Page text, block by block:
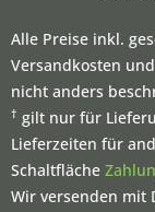
Alle Preise inkl.
Versandkosten
nicht anders
† gilt nur für
Lieferzeiten für
Schaltfläche
Wir versenden mit